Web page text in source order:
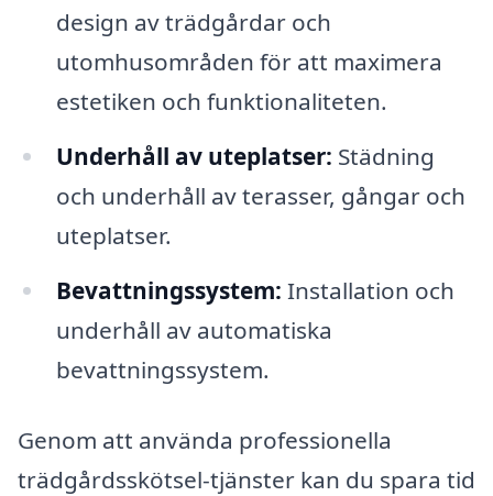
design av trädgårdar och
utomhusområden för att maximera
estetiken och funktionaliteten.
Underhåll av uteplatser: Städning
och underhåll av terasser, gångar och
uteplatser.
Bevattningssystem: Installation och
underhåll av automatiska
bevattningssystem.
Genom att använda professionella
trädgårdsskötsel-tjänster kan du spara tid